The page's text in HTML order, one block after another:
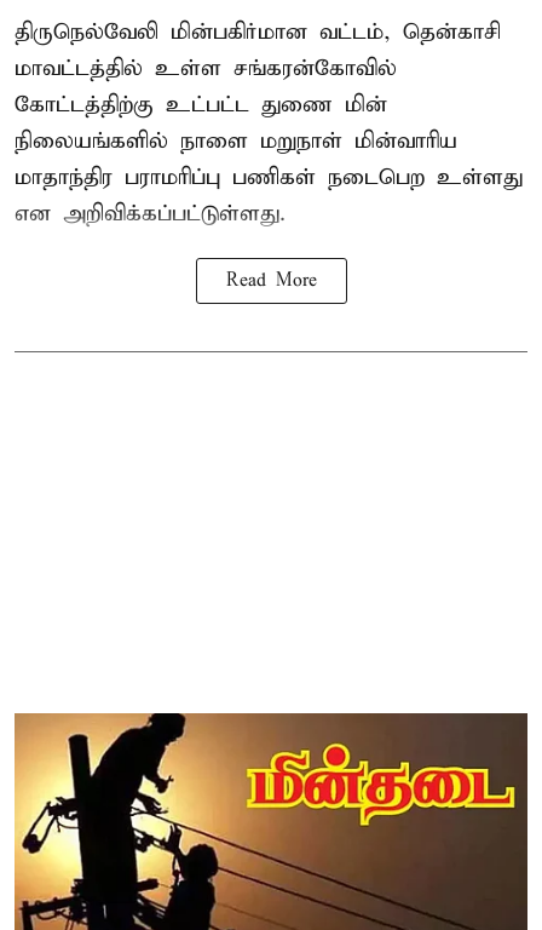
திருநெல்வேலி மின்பகிர்மான வட்டம், தென்காசி
மாவட்டத்தில் உள்ள சங்கரன்கோவில்
கோட்டத்திற்கு உட்பட்ட துணை மின்
நிலையங்களில் நாளை மறுநாள் மின்வாரிய
மாதாந்திர பராமரிப்பு பணிகள் நடைபெற உள்ளது
என அறிவிக்கப்பட்டுள்ளது.
Read More